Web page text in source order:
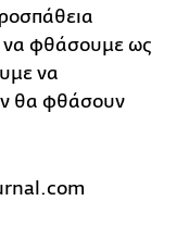
να φθάσουμε ως
να
θα φθάσουν